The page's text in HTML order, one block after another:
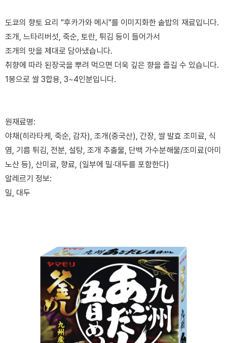
도쿄의 향토 요리 "후카가와 메시"를 이미지화한 솥밥의 재료입니다.
조개, 느타리버섯, 죽순, 토란, 튀김 등이 들어가서
조개의 맛을 제대로 담아냈습니다.
취향에 따라 된장국을 뿌려 먹으면 더욱 깊은 향을 즐길 수 있습니다.
1봉으로 쌀 3합용, 3~4인분입니다.
원재료명:
야채(히라타케, 죽순, 감자), 조개(중국산), 간장, 쌀 발효 조미료, 식
염, 기름 튀김, 전분, 설탕, 조개 추출물, 단백 가수분해물/조미료(아미
노산 등), 산미료, 향료, (일부에 밀·대두를 포함한다)
알레르기 정보:
밀, 대두